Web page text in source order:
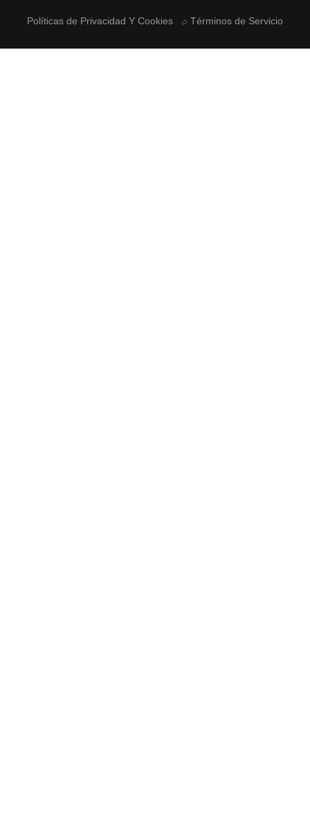
Políticas de Privacidad Y Cookies Términos de Servicio